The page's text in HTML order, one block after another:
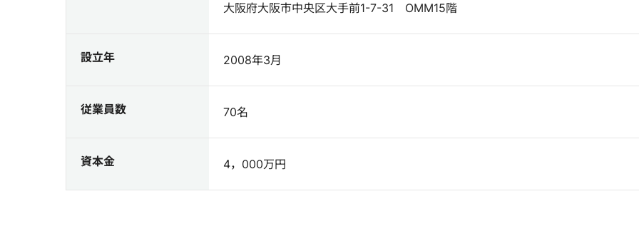
大阪府大阪市中央区大手前1-7-31 OMM15階
設立年 2008年3月
従業員数 70名
資本金 4，000万円